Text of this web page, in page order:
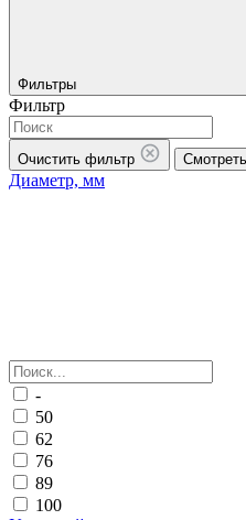
Фильтры
Фильтр
Очистить фильтр
Диаметр, мм
-
50
62
76
89
100